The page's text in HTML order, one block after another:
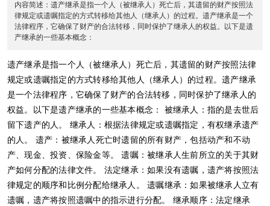
内容简述：遗产继承是指一个人（被继承人）死亡后，其遗留的财产按照法
律规定或遗嘱指定的方式转移给其他人（继承人）的过程。遗产继承是一个
法律程序，它确保了财产的合法转移，同时保护了继承人的权益。以下是遗
产继承的一些基本概念：
遗产继承是指一个人（被继承人）死亡后，其遗留的财产按照法律
规定或遗嘱指定的方式转移给其他人（继承人）的过程。遗产继承
是一个法律程序，它确保了财产的合法转移，同时保护了继承人的
权益。以下是遗产继承的一些基本概念： 被继承人：指的是去世后
留下遗产的人。 继承人：根据法律规定或遗嘱指定，有权继承遗产
的人。 遗产：被继承人死亡时遗留的所有财产，包括动产和不动
产、现金、投资、保险金等。 遗嘱：被继承人生前所立的关于其财
产如何分配的法律文件。 法定继承：如果没有遗嘱，遗产将按照法
律规定的顺序和比例分配给继承人。 遗嘱继承：如果被继承人立有
遗嘱，遗产将按照遗嘱中的指示进行分配。 继承顺序：法定继承